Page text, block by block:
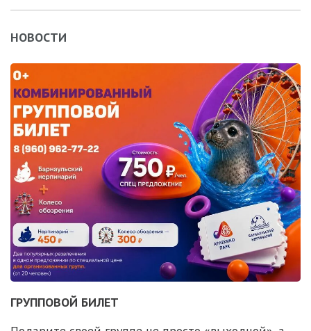
НОВОСТИ
ГРУППОВОЙ БИЛЕТ